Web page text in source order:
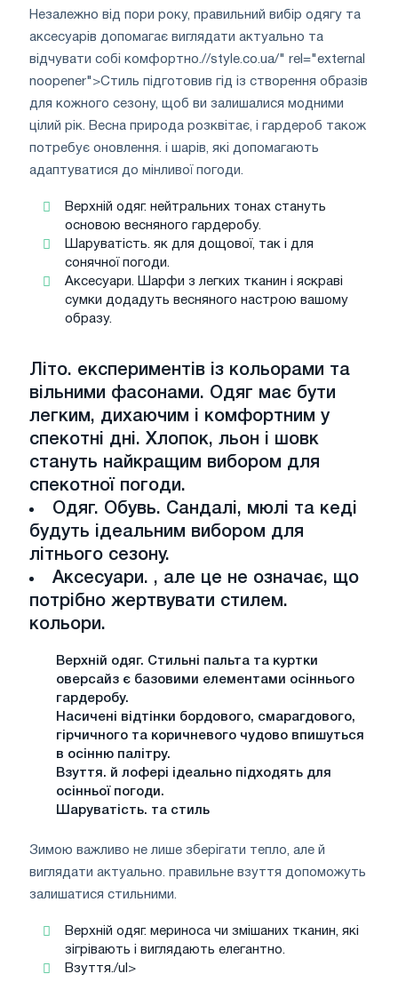
Незалежно від пори року, правильний вибір одягу та
аксесуарів допомагає виглядати актуально та
відчувати собі комфортно.//style.co.ua/" rel="external
noopener">Стиль підготовив гід із створення образів
для кожного сезону, щоб ви залишалися модними
цілий рік. Весна природа розквітає, і гардероб також
потребує оновлення. і шарів, які допомагають
адаптуватися до мінливої ​​погоди.
Верхній одяг. нейтральних тонах стануть
основою весняного гардеробу.
Шаруватість. як для дощової, так і для
сонячної погоди.
Аксесуари. Шарфи з легких тканин і яскраві
сумки додадуть весняного настрою вашому
образу.
Літо. експериментів із кольорами та
вільними фасонами. Одяг має бути
легким, дихаючим і комфортним у
спекотні дні. Хлопок, льон і шовк
стануть найкращим вибором для
спекотної погоди.
Одяг. Обувь. Сандалі, мюлі та кеді
будуть ідеальним вибором для
літнього сезону.
Аксесуари. , але це не означає, що
потрібно жертвувати стилем.
кольори.
Верхній одяг. Стильні пальта та куртки
оверсайз є базовими елементами осіннього
гардеробу.
Насичені відтінки бордового, смарагдового,
гірчичного та коричневого чудово впишуться
в осінню палітру.
Взуття. й лофері ідеально підходять для
осінньої погоди.
Шаруватість. та стиль
Зимою важливо не лише зберігати тепло, але й
виглядати актуально. правильне взуття допоможуть
залишатися стильними.
Верхній одяг. мериноса чи змішаних тканин, які
зігрівають і виглядають елегантно.
Взуття./ul>